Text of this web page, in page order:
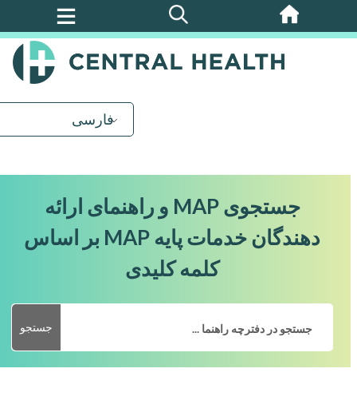
پرش
فارسی
جستجوی MAP و راهنمای ارائه
دهندگان خدمات پایه MAP بر اساس
کلمه کلیدی
جستجو